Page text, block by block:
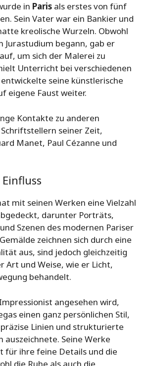
in Paris als erstes von fünf
Sein Vater war ein Bankier und
kreolische Wurzeln. Obwohl
Jurastudium begann, gab er
um sich der Malerei zu
Unterricht bei verschiedenen
seine künstlerische
eigene Faust weiter.
Kontakte zu anderen
seiner Zeit,
Manet, Paul Cézanne und
mit seinen Werken eine Vielzahl
darunter Porträts,
Szenen des modernen Pariser
zeichnen sich durch eine
aus, sind jedoch gleichzeitig
Art und Weise, wie er Licht,
behandelt.
angesehen wird,
einen ganz persönlichen Stil,
Linien und strukturierte
auszeichnete. Seine Werke
für ihre feine Details und die
die Ruhe als auch die